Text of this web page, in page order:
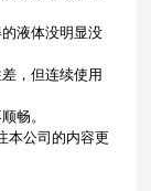
液体没明显没
，但连续使用
畅。
公司的内容更